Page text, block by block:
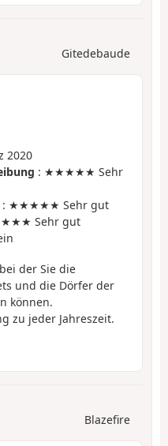
Gitedebaude
2020
: ★★★★★ Sehr
: ★★★★★ Sehr gut
Sehr gut
der Sie die
und die Dörfer der
können.
zu jeder Jahreszeit.
Blazefire